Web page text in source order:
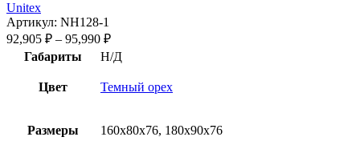
Unitex
Артикул: NH128-1
92,905 ₽ – 95,990 ₽
Габариты
Н/Д
Цвет Темный орех
Размеры 160x80x76, 180x90x76